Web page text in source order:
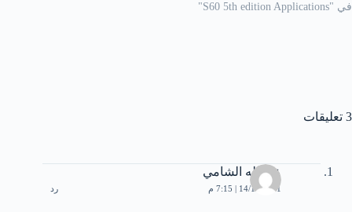
في "S60 5th edition Applications"
3 تعليقات
عبدالله الشامي
14/10/2011 | 7:15 م رد